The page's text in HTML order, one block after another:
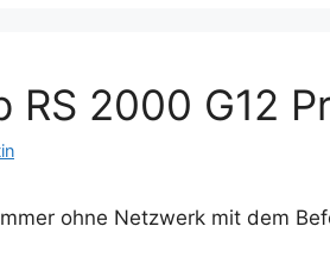
RS 2000 G12
ohne Netzwerk mit dem